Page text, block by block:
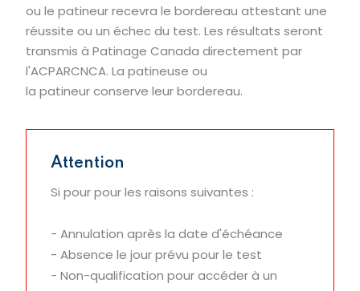
ou le patineur recevra le bordereau attestant une
réussite ou un échec du test. Les résultats seront
transmis à Patinage Canada directement par
l'ACPARCNCA. La patineuse ou
la patineur conserve leur bordereau.
Attention
Si pour pour les raisons suivantes :
- Annulation après la date d'échéance
- Absence le jour prévu pour le test
- Non-qualification pour accéder à un